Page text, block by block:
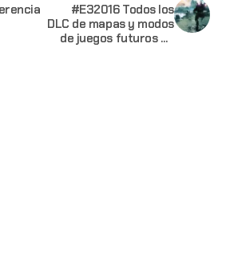
#E32016 Todos los
DLC de mapas y modos
de juegos futuros de